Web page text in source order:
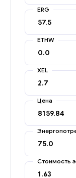
ERG
ETHW
XEL
Цена
Стоимость